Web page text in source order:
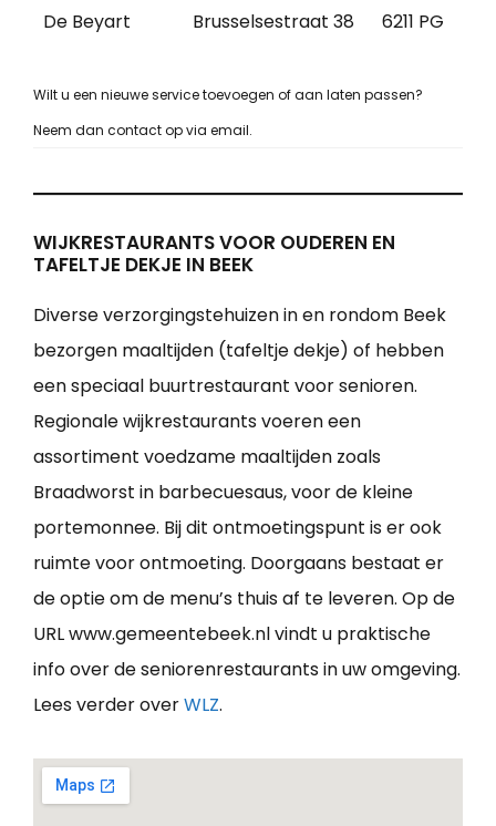
De Beyart Brusselsestraat 38 6211 PG
Wilt u een nieuwe service toevoegen of aan laten passen?
Neem dan contact op via email.
WIJKRESTAURANTS VOOR OUDEREN EN
TAFELTJE DEKJE IN BEEK
Diverse verzorgingstehuizen in en rondom Beek
bezorgen maaltijden (tafeltje dekje) of hebben
een speciaal buurtrestaurant voor senioren.
Regionale wijkrestaurants voeren een
assortiment voedzame maaltijden zoals
Braadworst in barbecuesaus, voor de kleine
portemonnee. Bij dit ontmoetingspunt is er ook
ruimte voor ontmoeting. Doorgaans bestaat er
de optie om de menu’s thuis af te leveren. Op de
URL www.gemeentebeek.nl vindt u praktische
info over de seniorenrestaurants in uw omgeving.
Lees verder overWLZ.